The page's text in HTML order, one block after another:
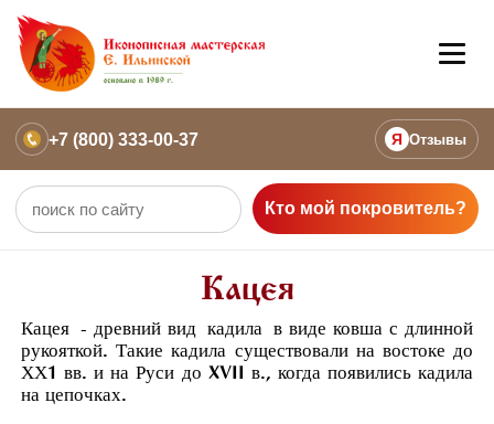
+7 (800) 333-00-37 Я Отзывы
Кто мой покровитель?
Кацея
Кацея - древний вид кадила в виде ковша с длинной
рукояткой. Такие кадила существовали на востоке до
ХХ1 вв. и на Руси до XVII в., когда появились кадила
на цепочках.